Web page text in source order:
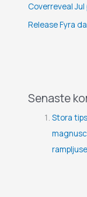
Coverreveal
Release Fyra
Senaste
Stora